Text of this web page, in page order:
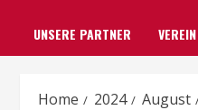
UNSERE PARTNER VEREIN
Home 2024 August